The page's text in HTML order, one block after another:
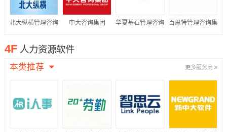
北大纵横管理咨询 中大咨询集团 华夏基石管理咨询 百思特管理咨询集
4F 人力资源软件
本类推荐 更多服务商